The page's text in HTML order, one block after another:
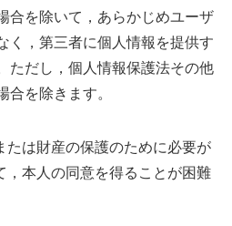
合を除いて，あらかじめユーザ
く，第三者に個人情報を提供す
ただし，個人情報保護法その他
合を除きます。
たは財産の保護のために必要が
，本人の同意を得ることが困難